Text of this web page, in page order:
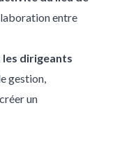
entre
dirigeants
gestion,
un